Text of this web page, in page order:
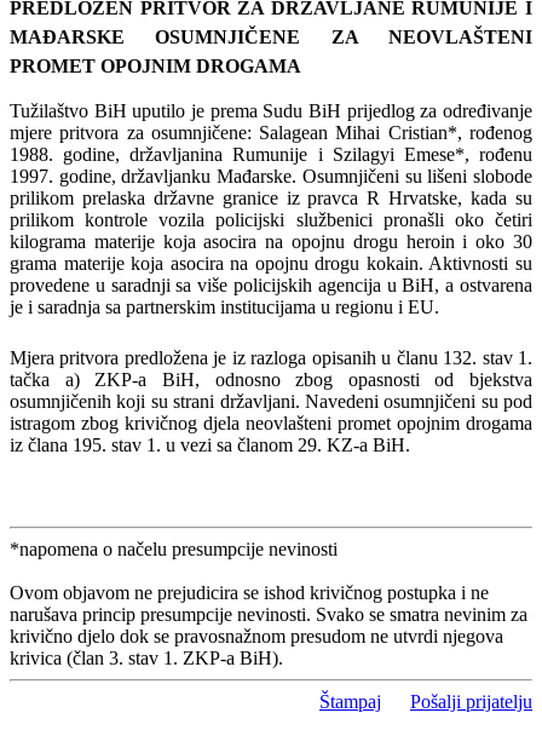
PREDLOŽEN PRITVOR ZA DRŽAVLJANE RUMUNIJE I
MAĐARSKE OSUMNJIČENE ZA NEOVLAŠTENI
PROMET OPOJNIM DROGAMA
Tužilaštvo BiH uputilo je prema Sudu BiH prijedlog za određivanje
mjere pritvora za osumnjičene: Salagean Mihai Cristian*, rođenog
1988. godine, državljanina Rumunije i Szilagyi Emese*, rođenu
1997. godine, državljanku Mađarske. Osumnjičeni su lišeni slobode
prilikom prelaska­­­­­­­­­­­­­­­­­­­­­­­­­­­ državne granice iz pravca R Hrvatske, kada su
prilikom kontrole vozila policijski službenici pronašli oko četiri
kilograma materije koja asocira na opojnu drogu heroin i oko 30
grama materije koja asocira na opojnu drogu kokain. Aktivnosti su
provedene u saradnji sa više policijskih agencija u BiH, a ostvarena
je i saradnja sa partnerskim institucijama u regionu i EU.
Mjera pritvora predložena je iz razloga opisanih u članu 132. stav 1.
tačka a) ZKP-a BiH, odnosno zbog opasnosti od bjekstva
osumnjičenih koji su strani državljani. Navedeni osumnjičeni su pod
istragom zbog krivičnog djela neovlašteni promet opojnim drogama
iz člana 195. stav 1. u vezi sa članom 29. KZ-a BiH.
*napomena o načelu presumpcije nevinosti
Ovom objavom ne prejudicira se ishod krivičnog postupka i ne
narušava princip presumpcije nevinosti. Svako se smatra nevinim za
krivično djelo dok se pravosnažnom presudom ne utvrdi njegova
krivica (član 3. stav 1. ZKP-a BiH).
Štampaj Pošalji prijatelju